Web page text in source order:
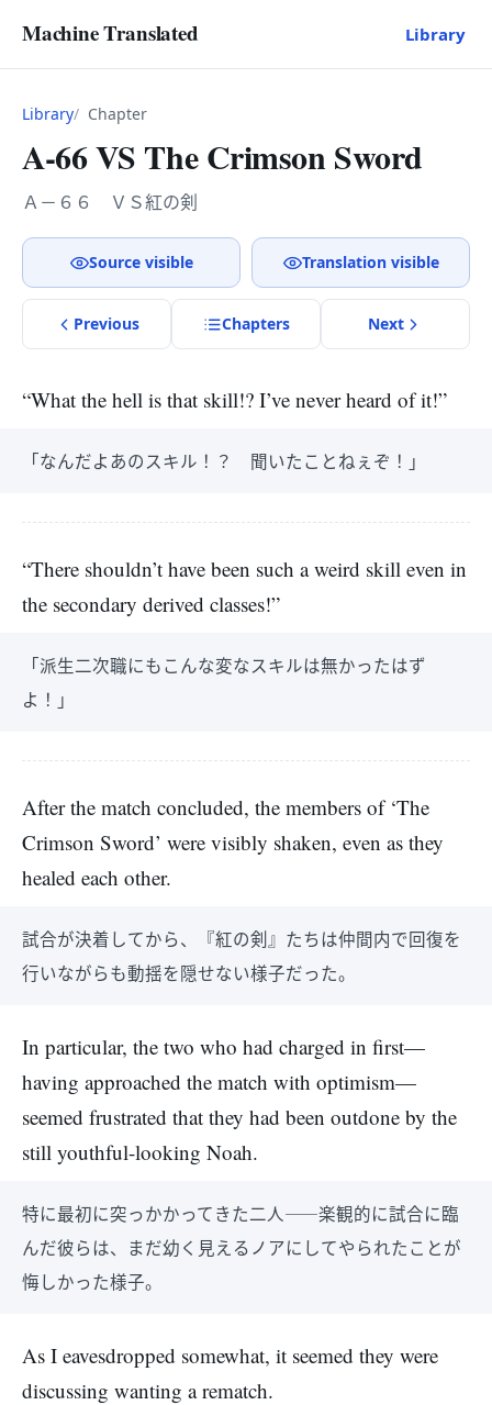
Machine Translated Library
Library Chapter
A-66 VS The Crimson Sword
Ａ－６６ ＶＳ紅の剣
Source visible Translation visible
Previous Chapters Next
“What the hell is that skill!? I’ve never heard of it!”
「なんだよあのスキル！？ 聞いたことねぇぞ！」
“There shouldn’t have been such a weird skill even in
the secondary derived classes!”
「派生二次職にもこんな変なスキルは無かったはず
よ！」
After the match concluded, the members of ‘The
Crimson Sword’ were visibly shaken, even as they
healed each other.
試合が決着してから、『紅の剣』たちは仲間内で回復を
行いながらも動揺を隠せない様子だった。
In particular, the two who had charged in first—
having approached the match with optimism—
seemed frustrated that they had been outdone by the
still youthful-looking Noah.
特に最初に突っかかってきた二人――楽観的に試合に臨
んだ彼らは、まだ幼く見えるノアにしてやられたことが
悔しかった様子。
As I eavesdropped somewhat, it seemed they were
discussing wanting a rematch.